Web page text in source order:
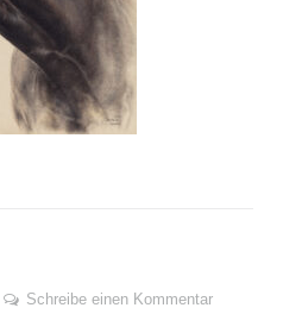
Schreibe einen Kommentar